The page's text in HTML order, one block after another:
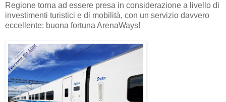
Regione torna ad essere presa in considerazione a livello di
investimenti turistici e di mobilità, con un servizio davvero
eccellente: buona fortuna ArenaWays!